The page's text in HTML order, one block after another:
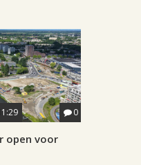
0
open voor